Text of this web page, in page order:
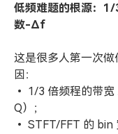
低频难题的根源：
数-Δf
这是很多人第一次
因：
• 1/3 倍频程的带
Q）；
• STFT/FFT 的 bin